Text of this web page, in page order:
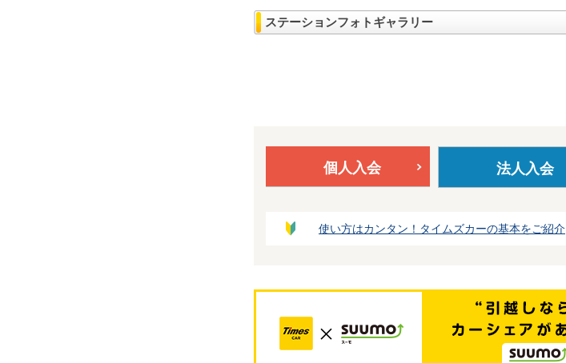
ステーションフォトギャラリー
個人入会 法人入会
使い方はカンタン！タイムズカーの基本をご紹介